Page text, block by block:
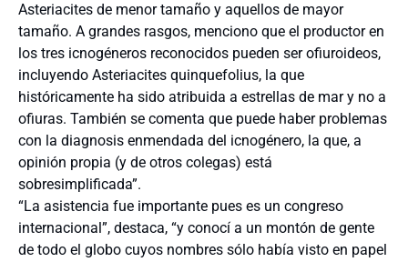
Asteriacites de menor tamaño y aquellos de mayor
tamaño. A grandes rasgos, menciono que el productor en
los tres icnogéneros reconocidos pueden ser ofiuroideos,
incluyendo Asteriacites quinquefolius, la que
históricamente ha sido atribuida a estrellas de mar y no a
ofiuras. También se comenta que puede haber problemas
con la diagnosis enmendada del icnogénero, la que, a
opinión propia (y de otros colegas) está
sobresimplificada”.
“La asistencia fue importante pues es un congreso
internacional”, destaca, “y conocí a un montón de gente
de todo el globo cuyos nombres sólo había visto en papel